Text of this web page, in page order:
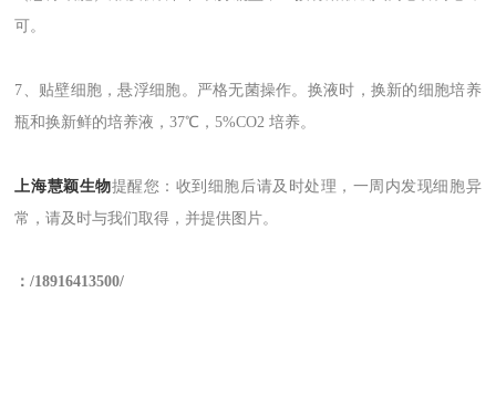
可。
7、贴壁细胞，悬浮细胞。严格无菌操作。换液时 ， 换新的细胞培养
瓶和换新鲜的培养液，37℃，5%CO2 培养。
上海慧颖生物提醒您 ：收到细胞后请及时处理，一周内发现细胞异
常，请及时与我们取得，并提供图片。
：/18916413500/